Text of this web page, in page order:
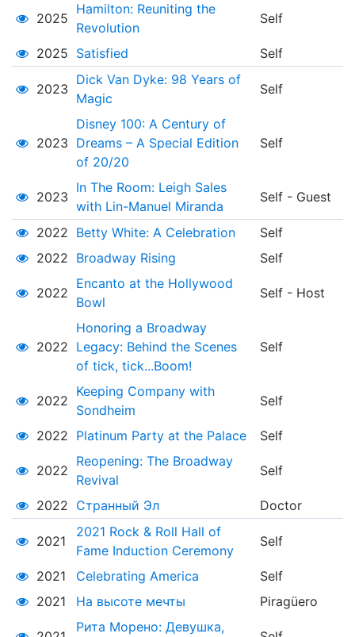
2025
Hamilton: Reuniting the
Revolution
Self
2025 Satisfied Self
2023
Dick Van Dyke: 98 Years of
Magic
Self
2023
Disney 100: A Century of
Dreams – A Special Edition
of 20/20
Self
2023
In The Room: Leigh Sales
with Lin-Manuel Miranda
Self - Guest
2022 Betty White: A Celebration
Self
2022 Broadway Rising Self
2022
Encanto at the Hollywood
Bowl
Self - Host
2022
Honoring a Broadway
Legacy: Behind the Scenes
of tick, tick...Boom!
Self
2022
Keeping Company with
Sondheim
Self
2022 Platinum Party at the Palace Self
2022
Reopening: The Broadway
Revival
Self
2022 Странный Эл Doctor
2021
2021 Rock & Roll Hall of
Fame Induction Ceremony
Self
2021 Celebrating America
Self
2021
На высоте мечты Piragüero
Рита Морено: Девушка,